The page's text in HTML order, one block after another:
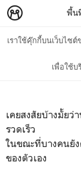
เราใช้คุ๊กกี้บนเว็บไซ
เพื่อใช้บ
พื้น
ทำงาน
เคยสงสัยบ้างมั้ยว่
รวดเร็ว
ในขณะที่บางคนยั
ของตัวเอง